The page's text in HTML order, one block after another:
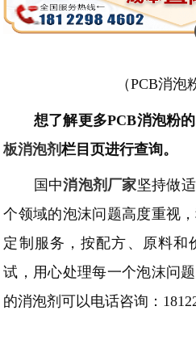
（PCB消泡
想了解更多PCB消泡粉
板消泡剂栏目页进行查询。
国中消泡剂厂家坚持做
个领域的泡沫问题高度重视
定制服务，按配方、原料和
试，用心处理每一个泡沫问
的消泡剂可以电话咨询：